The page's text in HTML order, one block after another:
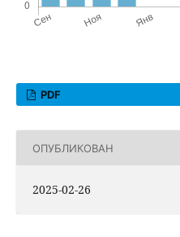
PDF
ОПУБЛИКОВАН
2025-02-26